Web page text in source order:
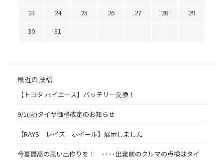
23
24 25 26 27 28
29
30
31
最近の投稿
【トヨタ ハイエース】バッテリー交換！
9/1(火)タイヤ価格改定のお知らせ
【RAYS レイズ ホイール】展示しました
今夏最高の思い出作りを！ ････出発前のクルマの点検はタイ